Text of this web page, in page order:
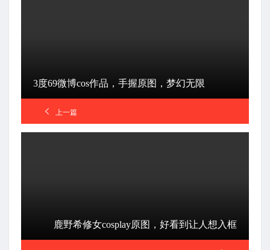
3度69微博cos作品，手握原图，梦幻无限
上一篇
鹿野希修女cosplay原图，好看到让人想入框